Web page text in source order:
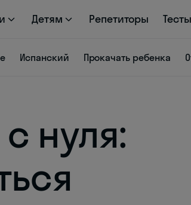
Детям Репетиторы
Испанский Прокачать ребенка
нуля: